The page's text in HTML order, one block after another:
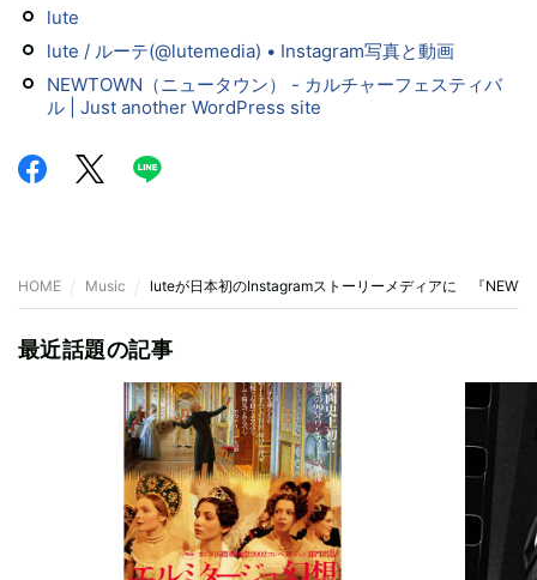
lute
lute / ルーテ(@lutemedia) • Instagram写真と動画
NEWTOWN（ニュータウン） - カルチャーフェスティバ
ル | Just another WordPress site
HOME Music luteが日本初のInstagramストーリーメディアに 『
最近話題の記事